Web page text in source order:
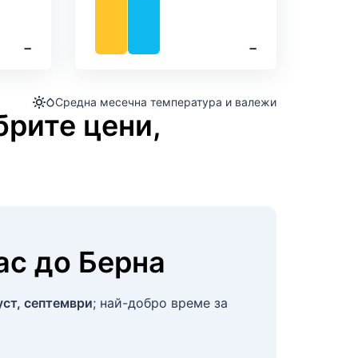
‐ ‐
Средна месечна температура и валежи
цени,
до Берна
септември; най-добро време за